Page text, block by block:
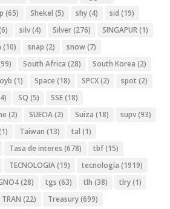
(65) Shekel (5) shy(4) sid (19)
silv(4) Silver(276) SINGAPUR(1)
(10) snap (2) snow(7)
South Africa (28) South Korea (2)
(1) Space (18) SPCX(2) spot (2)
SQ (5) SSE(18)
(2) SUECIA(2) Suiza (18) supv(93)
Taiwan (13) tal (1)
Tasa de interes (678) tbf(15)
TECNOLOGIA(19) tecnología (1919)
(28) tgs (63) tlh (38) tlry(1)
TRAN (22) Treasury(699)